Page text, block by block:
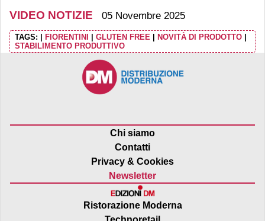
VIDEO NOTIZIE 05 Novembre 2025
TAGS: FIORENTINI GLUTEN FREE NOVITÀ DI PRODOTTO
STABILIMENTO PRODUTTIVO
Chi siamo
Contatti
Privacy & Cookies
Newsletter
Ristorazione Moderna